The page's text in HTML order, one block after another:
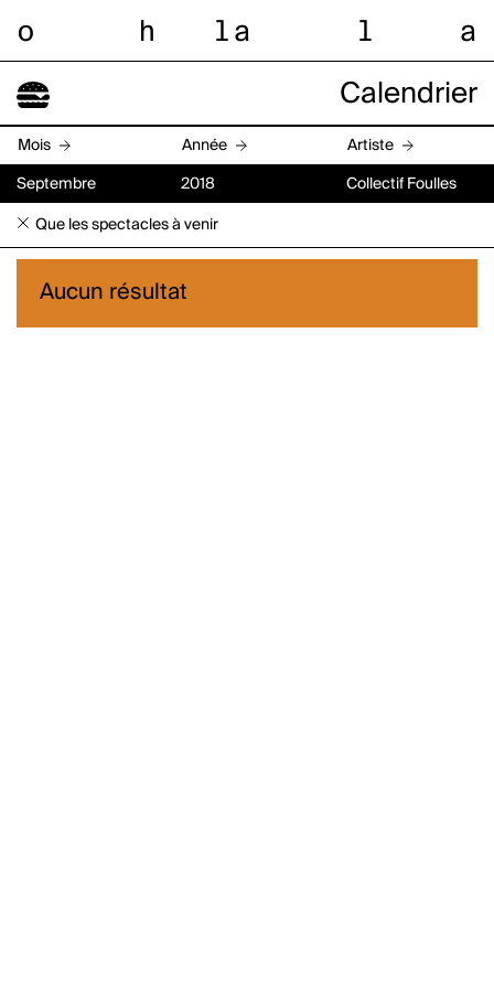
o h l a l a
Calendrier
Mois Année Artiste
Septembre 2018 Collectif Foulles
Que les spectacles à venir
Aucun résultat